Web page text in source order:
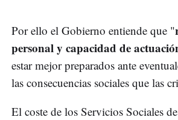
Por ello el Gobierno entiende que "
personal y capacidad de
estar mejor preparados ante
las consecuencias sociales que las
El coste de los Servicios Sociales